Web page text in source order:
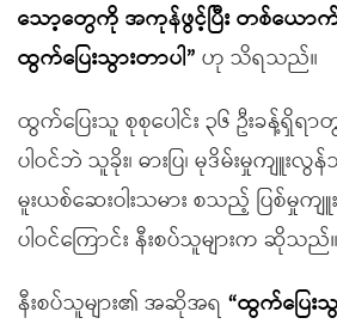
သော့တွေကို အကုန်ဖွင့်ပြီး တစ်ယော
ထွက်ပြေးသွားတာပါ” ဟု သိရသည်။
ထွက်ပြေးသူ စုစုပေါင်း ၃၆ ဦးခန့်ရှိရာ
ပါဝင်ဘဲ သူခိုး၊ ဓားပြ၊ မုဒိမ်းမှုကျူ
မူးယစ်ဆေးဝါးသမား စသည့် ပြစ်မှုက
ပါဝင်ကြောင်း နီးစပ်သူများက ဆိုသည်။
နီးစပ်သူများ၏ အဆိုအရ “ထွက်ပြေ